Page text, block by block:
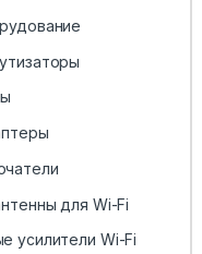
для Wi-Fi
усилители Wi-Fi